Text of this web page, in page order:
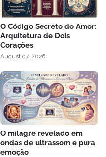
O Código Secreto do Amor:
Arquitetura de Dois
Corações
August 07, 2026
O milagre revelado em
ondas de ultrassom e pura
emoção